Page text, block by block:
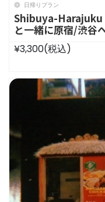
日帰りプラン
Shibuya-
と一緒に原宿/渋谷
¥3,300(税込)